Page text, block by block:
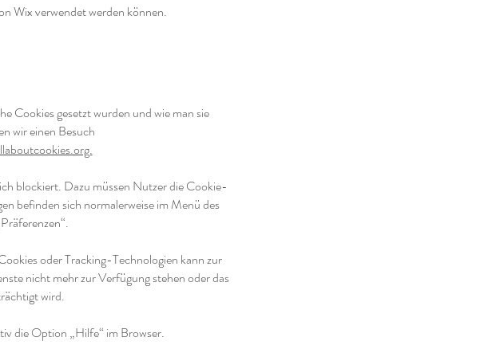
Wix verwendet werden können.
Cookies gesetzt wurden und wie man sie
wir einen Besuch
blockiert. Dazu müssen Nutzer die Cookie-
befinden sich normalerweise im Menü des
oder Tracking-Technologien kann zur
nicht mehr zur Verfügung stehen oder das
wird.
die Option „Hilfe“ im Browser.